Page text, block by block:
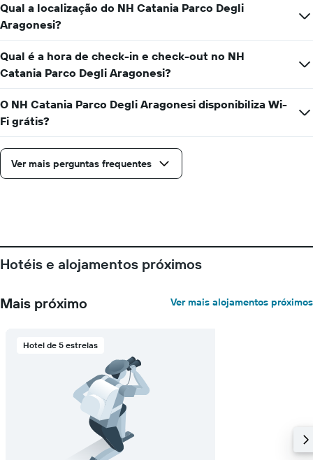
abcissa
O
gráfico
apresenta
o
preço
médio
de
um
quarto
ordenada
Qual a localização do NH Catania Parco Degli
Aragonesi?
Qual é a hora de check-in e check-out no NH
Catania Parco Degli Aragonesi?
O NH Catania Parco Degli Aragonesi disponibiliza Wi-
Fi grátis?
Ver mais perguntas frequentes
Hotéis e alojamentos próximos
Mais próximo Ver mais alojamentos próximos
Hotel de 5 estrelas